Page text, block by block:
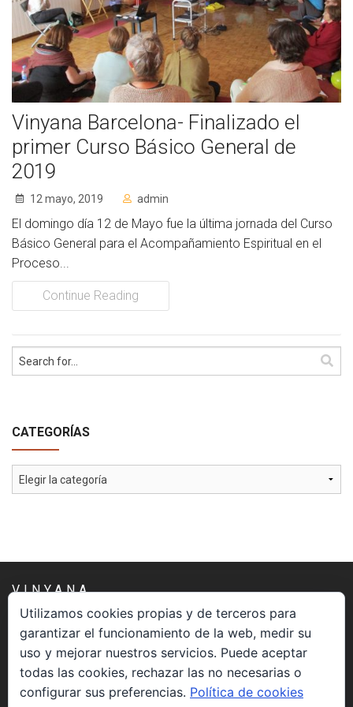
Socios de Número
Socios Colaboradores
Colaboramos con
Formaciones
Nuestra propuesta de formación
Realizadas
Acompañamiento
Noticias
Vídeos
Contacto
Cómo Colaborar
Vinyana Barcelona- Finalizado el
primer Curso Básico General de
2019
12 mayo, 2019 admin
El domingo día 12 de Mayo fue la última jornada del Curso
Básico General para el Acompañamiento Espiritual en el
Proceso...
Continue Reading
CATEGORÍAS
Categorías
VINYANA
Una asociación constituida sin ánimo de lucro cuya misión
es atender los aspectos espirituales relacionados con el
proceso vivir el morir.
Utilizamos cookies propias y de terceros para
garantizar el funcionamiento de la web, medir su
uso y mejorar nuestros servicios. Puede aceptar
todas las cookies, rechazar las no necesarias o
configurar sus preferencias. Política de cookies